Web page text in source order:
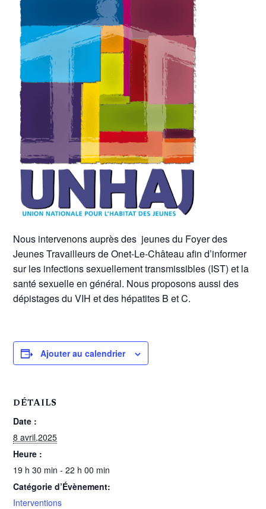
Nous intervenons auprès des jeunes du Foyer des
Jeunes Travailleurs de Onet-Le-Château afin d’informer
sur les infections sexuellement transmissibles (IST) et la
santé sexuelle en général. Nous proposons aussi des
dépistages du VIH et des hépatites B et C.
Ajouter au calendrier
DÉTAILS
Date :
8 avril,2025
Heure :
19 h 30 min - 22 h 00 min
Catégorie d’Évènement:
Interventions